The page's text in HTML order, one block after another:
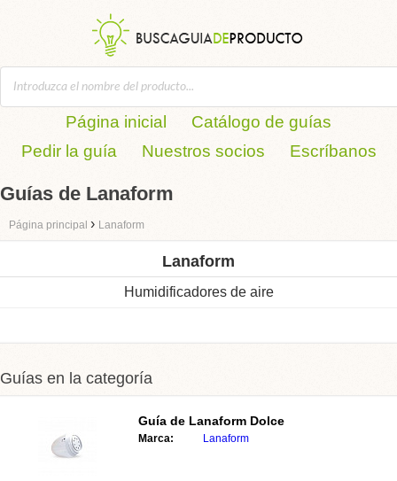
Página inicial
Catálogo de guías
Pedir la guía
Nuestros socios Escríbanos
Guías de Lanaform
Página principal › Lanaform
Lanaform
Humidificadores de aire
Guías en la categoría
Guía de Lanaform Dolce
Marca: Lanaform